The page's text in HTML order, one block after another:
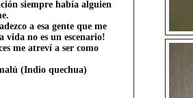
siempre había alguien
a esa gente que me
vida no es un escenario!
me atreví a ser como
(Indio quechua)